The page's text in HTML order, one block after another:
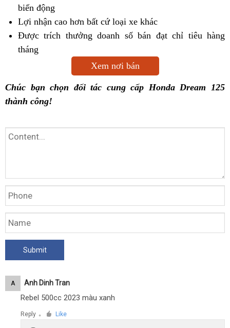
biến động
Lợi nhận cao hơn bất cứ loại xe khác
Được trích thưởng doanh số bán đạt chỉ tiêu hàng
tháng
Xem nơi bán
Chúc bạn chọn đối tác cung cấp Honda Dream 125
thành công!
A Anh Dinh Tran
Rebel 500cc 2023 màu xanh
Reply ● Like